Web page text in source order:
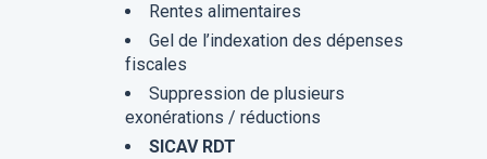
Rentes alimentaires
Gel de l’indexation des dépenses
fiscales
Suppression de plusieurs
exonérations / réductions
SICAV RDT